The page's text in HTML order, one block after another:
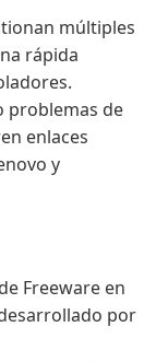
múltiples
rápida
problemas de
enlaces
y
Freeware en
por